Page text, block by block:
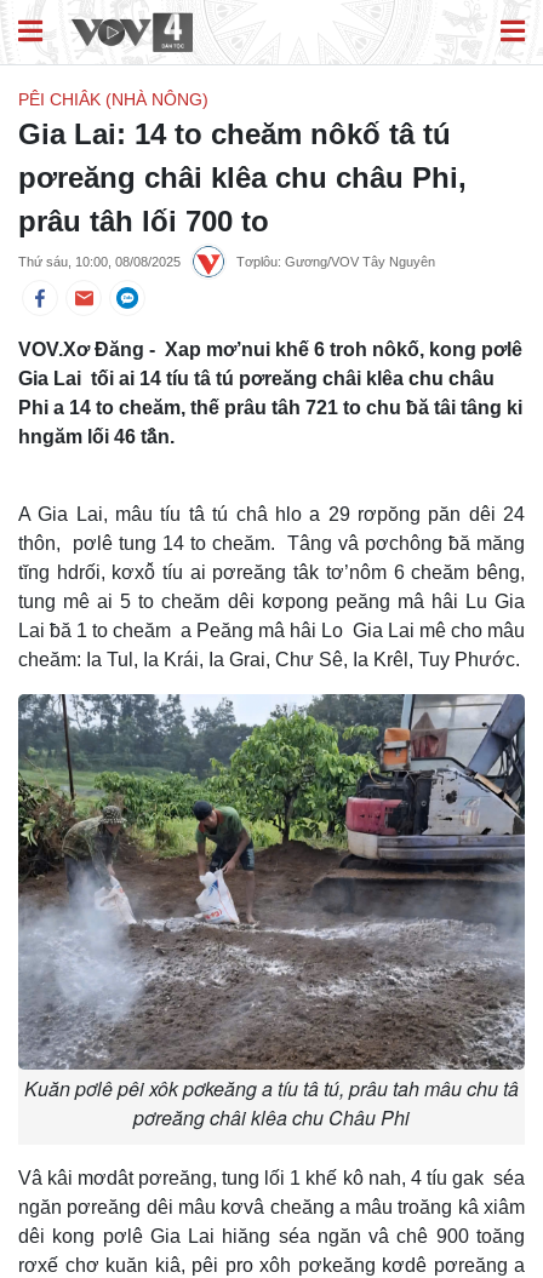
PÊI CHIÂK (NHÀ NÔNG)
Gia Lai: 14 to cheăm nôkố tâ tú
pơreăng châi klêa chu châu Phi,
prâu tâh lối 700 to
Thứ sáu, 10:00, 08/08/2025 Tơplôu: Gương/VOV Tây Nguyên
VOV.Xơ Đăng - Xap mơ’nui khế 6 troh nôkố, kong pơlê
Gia Lai tối ai 14 tíu tâ tú pơreăng châi klêa chu châu
Phi a 14 to cheăm, thế prâu tâh 721 to chu ƀă tâi tâng ki
hngăm lối 46 tâ̆n.
A Gia Lai, mâu tíu tâ tú châ hlo a 29 rơpŏng păn dêi 24
thôn, pơlê tung 14 to cheăm. Tâng vâ pơchông ƀă măng
tĭng hdrối, kơxô̆ tíu ai pơreăng tâk tơ’nôm 6 cheăm bêng,
tung mê ai 5 to cheăm dêi kơpong peăng mâ hâi Lu Gia
Lai ƀă 1 to cheăm a Peăng mâ hâi Lo Gia Lai mê cho mâu
cheăm: Ia Tul, Ia Krái, Ia Grai, Chư Sê, Ia Krêl, Tuy Phước.
Kuăn pơlê pêi xôk pơkeăng a tíu tâ tú, prâu tah mâu chu tâ
pơreăng châi klêa chu Châu Phi
Vâ kâi mơdât pơreăng, tung lối 1 khế kô nah, 4 tíu gak séa
ngăn pơreăng dêi mâu kơvâ cheăng a mâu troăng kâ xiâm
dêi kong pơlê Gia Lai hiăng séa ngăn vâ chê 900 toăng
rơxế chơ kuăn kiâ, pêi pro xôh pơkeăng kơdê pơreăng a